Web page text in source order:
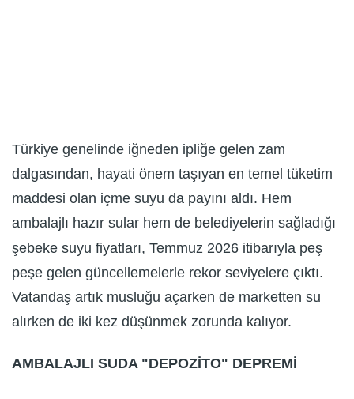
Türkiye genelinde iğneden ipliğe gelen zam
dalgasından, hayati önem taşıyan en temel tüketim
maddesi olan içme suyu da payını aldı. Hem
ambalajlı hazır sular hem de belediyelerin sağladığı
şebeke suyu fiyatları, Temmuz 2026 itibarıyla peş
peşe gelen güncellemelerle rekor seviyelere çıktı.
Vatandaş artık musluğu açarken de marketten su
alırken de iki kez düşünmek zorunda kalıyor.
AMBALAJLI SUDA "DEPOZİTO" DEPREMİ